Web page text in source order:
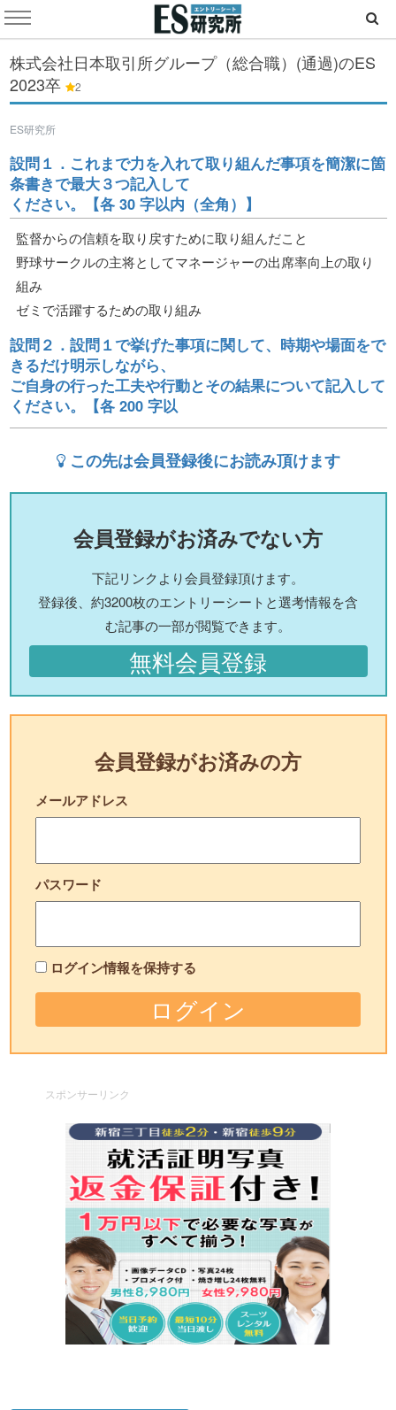
株式会社日本取引所グループ（総合職）(通過)のES
2023卒
2
ES研究所
設問１．これまで力を入れて取り組んだ事項を簡潔に箇
条書きで最大３つ記入して
ください。【各 30 字以内（全角）】
監督からの信頼を取り戻すために取り組んだこと
野球サークルの主将としてマネージャーの出席率向上の取り
組み
ゼミで活躍するための取り組み
設問２．設問１で挙げた事項に関して、時期や場面をで
きるだけ明示しながら、
ご自身の行った工夫や行動とその結果について記入して
ください。【各 200 字以
この先は会員登録後にお読み頂けます
会員登録がお済みでない方
下記リンクより会員登録頂けます。
登録後、約3200枚のエントリーシートと選考情報を含
む記事の一部が閲覧できます。
無料会員登録
会員登録がお済みの方
メールアドレス
パスワード
ログイン情報を保持する
スポンサーリンク